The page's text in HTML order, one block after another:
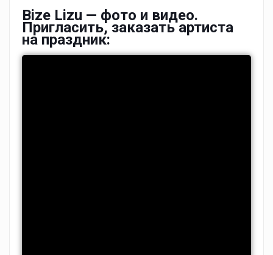
Bize Lizu — фото и видео.
Пригласить, заказать артиста
на праздник: